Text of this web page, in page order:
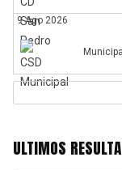
9 Ago 2026
Municipal
ULTIMOS